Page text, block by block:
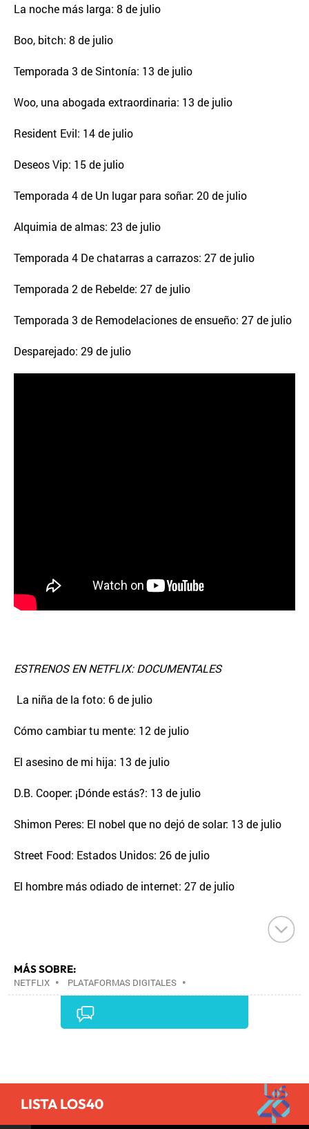
La noche más larga: 8 de julio
Boo, bitch: 8 de julio
Temporada 3 de Sintonía: 13 de julio
Woo, una abogada extraordinaria: 13 de julio
Resident Evil: 14 de julio
Deseos Vip: 15 de julio
Temporada 4 de Un lugar para soñar: 20 de julio
Alquimia de almas: 23 de julio
Temporada 4 De chatarras a carrazos: 27 de julio
Temporada 2 de Rebelde: 27 de julio
Temporada 3 de Remodelaciones de ensueño: 27 de julio
Desparejado: 29 de julio
ESTRENOS EN NETFLIX: DOCUMENTALES
La niña de la foto: 6 de julio
Cómo cambiar tu mente: 12 de julio
El asesino de mi hija: 13 de julio
D.B. Cooper: ¡Dónde estás?: 13 de julio
Shimon Peres: El nobel que no dejó de solar: 13 de julio
Street Food: Estados Unidos: 26 de julio
El hombre más odiado de internet: 27 de julio
MÁS SOBRE:
NETFLIX • PLATAFORMAS DIGITALES •
TELEVISIÓN IP•TELEVISIÓN•INTERNET•
•ECONOMÍA
MEDIOS COMUNICACIÓN•COMUNICACIONES•
LISTA LOS40